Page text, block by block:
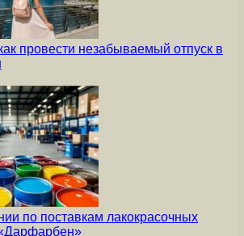
провести незабываемый отпуск в
по поставкам лакокрасочных